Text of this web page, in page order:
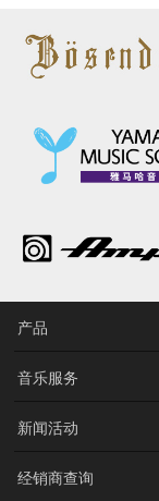
产品
音乐服务
新闻活动
经销商查询